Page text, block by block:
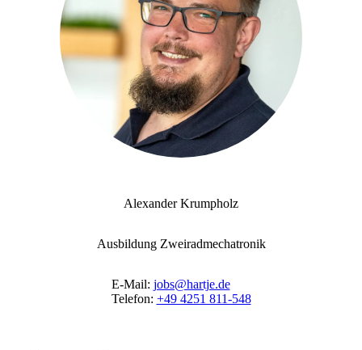
Alexander Krumpholz
Ausbildung Zweiradmechatronik
E-Mail: jobs@hartje.de
Telefon: +49 4251 811-548